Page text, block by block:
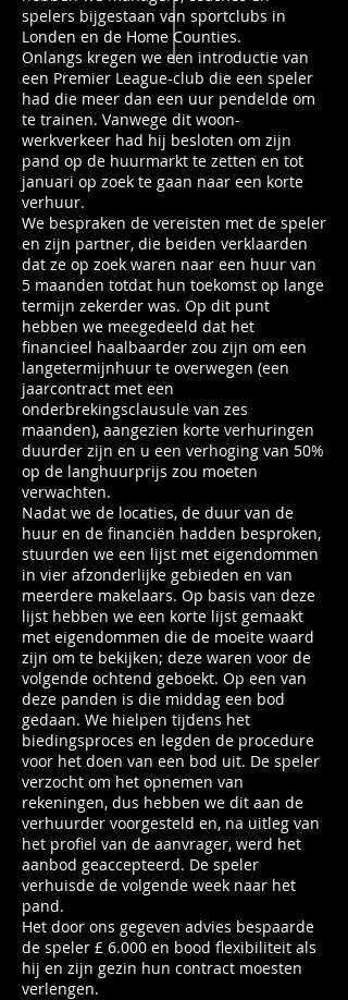
spelers bijgestaan ​​van sportclubs in
Londen en de Home Counties.
Onlangs kregen we een introductie van
een Premier League-club die een speler
had die meer dan een uur pendelde om
te trainen. Vanwege dit woon-
werkverkeer had hij besloten om zijn
pand op de huurmarkt te zetten en tot
januari op zoek te gaan naar een korte
verhuur.
We bespraken de vereisten met de speler
en zijn partner, die beiden verklaarden
dat ze op zoek waren naar een huur van
5 maanden totdat hun toekomst op lange
termijn zekerder was. Op dit punt
hebben we meegedeeld dat het
financieel haalbaarder zou zijn om een ​​
langetermijnhuur te overwegen (een
jaarcontract met een
onderbrekingsclausule van zes
maanden), aangezien korte verhuringen
duurder zijn en u een verhoging van 50%
op de langhuurprijs zou moeten
verwachten.
Nadat we de locaties, de duur van de
huur en de financiën hadden besproken,
stuurden we een lijst met eigendommen
in vier afzonderlijke gebieden en van
meerdere makelaars. Op basis van deze
lijst hebben we een korte lijst gemaakt
met eigendommen die de moeite waard
zijn om te bekijken; deze waren voor de
volgende ochtend geboekt. Op een van
deze panden is die middag een bod
gedaan. We hielpen tijdens het
biedingsproces en legden de procedure
voor het doen van een bod uit. De speler
verzocht om het opnemen van
rekeningen, dus hebben we dit aan de
verhuurder voorgesteld en, na uitleg van
het profiel van de aanvrager, werd het
aanbod geaccepteerd. De speler
verhuisde de volgende week naar het
pand.
Het door ons gegeven advies bespaarde
de speler £ 6.000 en bood flexibiliteit als
hij en zijn gezin hun contract moesten
verlengen.